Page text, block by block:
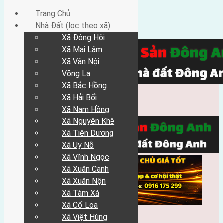
Trang Chủ
Trang Chủ
Nhà Đất (lọc theo xã)
Xã Đông Hội
Xã Mai Lâm
Xã Vân Nội
Võng La
Xã Bắc Hồng
Xã Hải Bối
Xã Nam Hồng
Xã Nguyên Khê
Xã Tiên Dương
Xã Uy Nỗ
Xã Vĩnh Ngọc
Xã Xuân Canh
Xã Xuân Nộn
Xã Tàm Xá
Xã Cổ Loa
Xã Việt Hùng